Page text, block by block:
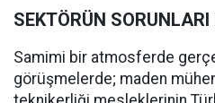
SEKTÖRÜN
Samimi bir atmosferde
görüşmelerde; maden